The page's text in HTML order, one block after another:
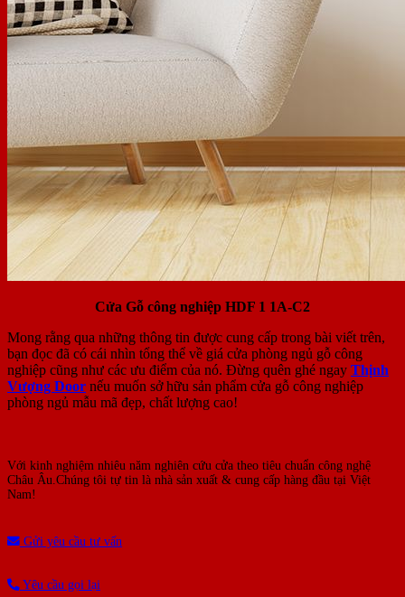
Cửa Gỗ công nghiệp HDF 1 1A-C2
Mong rằng qua những thông tin được cung cấp trong bài viết trên,
bạn đọc đã có cái nhìn tổng thể về giá cửa phòng ngủ gỗ công
nghiệp cũng như các ưu điểm của nó. Đừng quên ghé ngay Thịnh
Vượng Door nếu muốn sở hữu sản phẩm cửa gỗ công nghiệp
phòng ngủ mẫu mã đẹp, chất lượng cao!
Với kinh nghiệm nhiêu năm nghiên cứu cửa theo tiêu chuẩn công nghệ
Châu Âu.Chúng tôi tự tin là nhà sản xuất & cung cấp hàng đầu tại Việt
Nam!
Gửi yêu cầu tư vấn
Yêu cầu gọi lại